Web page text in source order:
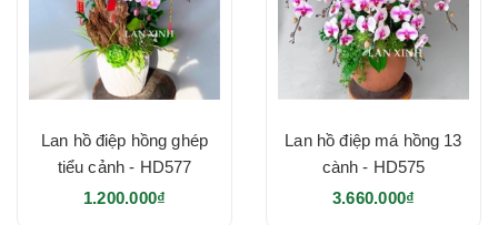
Lan hồ điệp hồng ghép
tiểu cảnh - HD577
1.200.000₫
Lan hồ điệp má hồng 13
cành - HD575
3.660.000₫